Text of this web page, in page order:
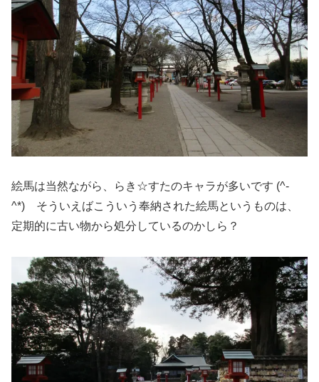
絵馬は当然ながら、らき☆すたのキャラが多いです (^-
^*) そういえばこういう奉納された絵馬というものは、
定期的に古い物から処分しているのかしら？